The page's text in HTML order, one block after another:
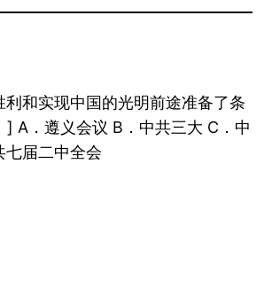
利和实现中国的光明前途准备了条
．遵义会议 B．中共三大 C．中
七届二中全会